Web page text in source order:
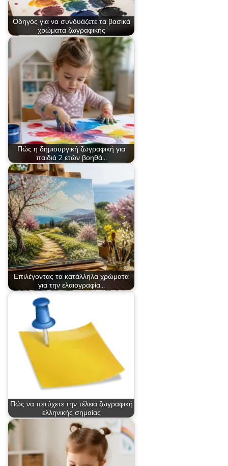
Οδηγός για να συνδυάζετε τα βασικά
χρώματα ζωγραφικής
Πώς η δημιουργική ζωγραφική για
παιδιά 2 ετών βοηθά…
Επιλέγοντας τα κατάλληλα χρώματα
για την ελαιογραφία…
Πώς να πετύχετε την τέλεια ζωγραφική
ελληνικής σημαίας